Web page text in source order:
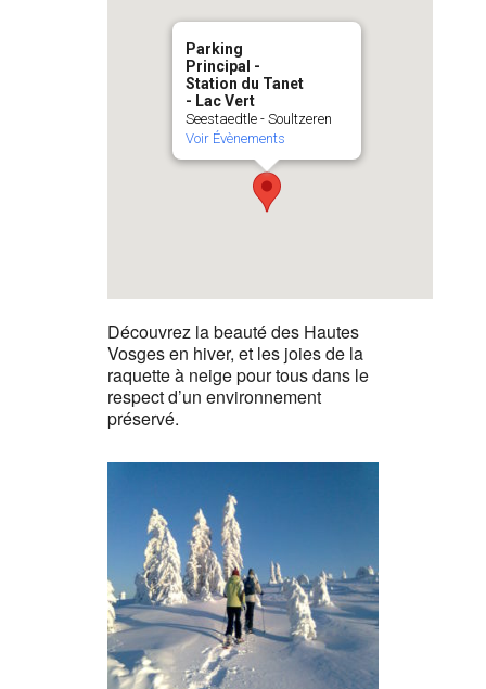
Parking
Principal -
Station du Tanet
- Lac Vert
Seestaedtle - Soultzeren
Voir Évènements
Découvrez la beauté des Hautes
Vosges en hiver, et les joies de la
raquette à neige pour tous dans le
respect d’un environnement
préservé.